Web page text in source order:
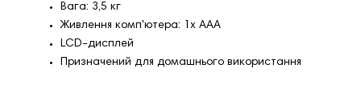
Вага: 3,5 кг
Живлення комп'ютера: 1x AAA
LCD-дисплей
Призначений для домашнього використання